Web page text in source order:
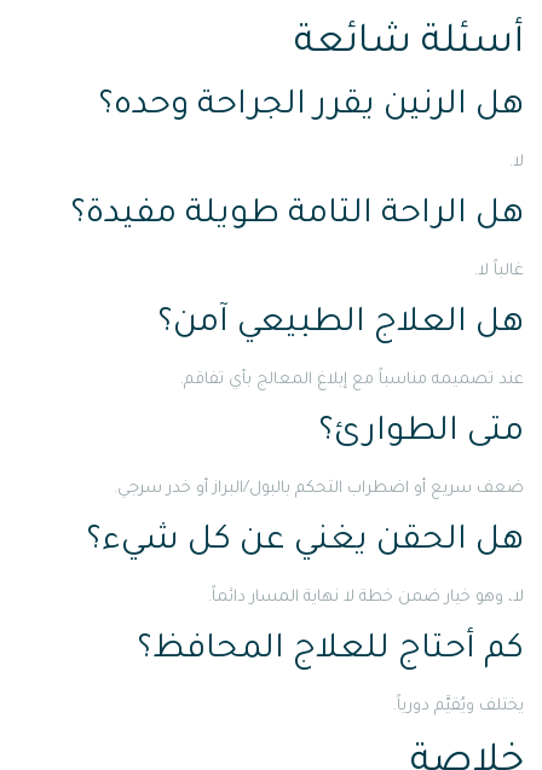
أسئلة شائعة
هل الرنين يقرر الجراحة وحده؟
لا.
هل الراحة التامة طويلة مفيدة؟
غالباً لا.
هل العلاج الطبيعي آمن؟
عند تصميمه مناسباً مع إبلاغ المعالج بأي تفاقم.
متى الطوارئ؟
ضعف سريع أو اضطراب التحكم بالبول/البراز أو خدر سرجي.
هل الحقن يغني عن كل شيء؟
لا، وهو خيار ضمن خطة لا نهاية المسار دائماً.
كم أحتاج للعلاج المحافظ؟
يختلف ويُقيَّم دورياً.